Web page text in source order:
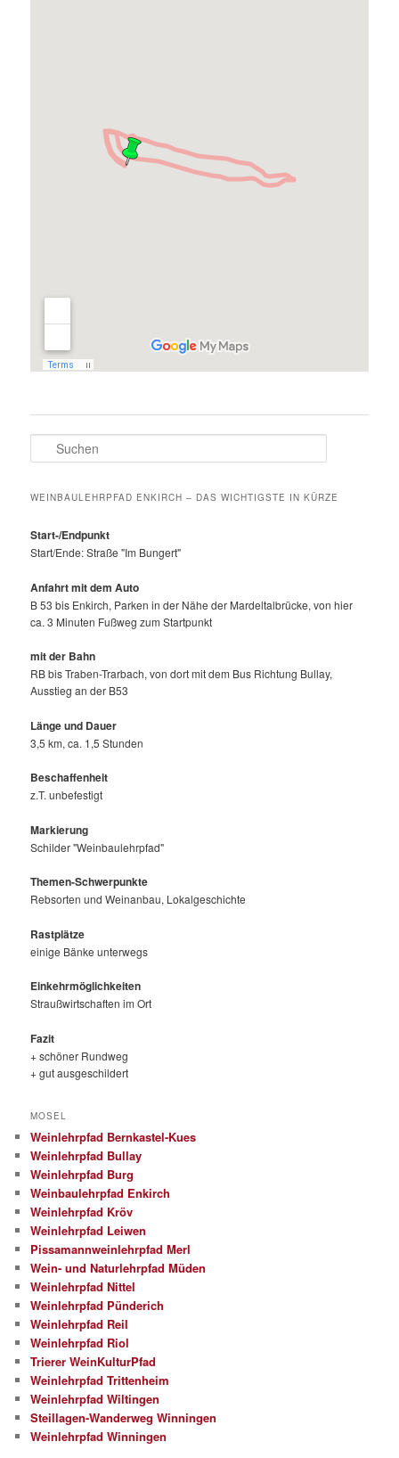
Suchen
WEINBAULEHRPFAD ENKIRCH – DAS WICHTIGSTE IN KÜRZE
Start-/Endpunkt
Start/Ende: Straße "Im Bungert"
Anfahrt mit dem Auto
B 53 bis Enkirch, Parken in der Nähe der Mardeltalbrücke, von hier
ca. 3 Minuten Fußweg zum Startpunkt
mit der Bahn
RB bis Traben-Trarbach, von dort mit dem Bus Richtung Bullay,
Ausstieg an der B53
Länge und Dauer
3,5 km, ca. 1,5 Stunden
Beschaffenheit
z.T. unbefestigt
Markierung
Schilder "Weinbaulehrpfad"
Themen-Schwerpunkte
Rebsorten und Weinanbau, Lokalgeschichte
Rastplätze
einige Bänke unterwegs
Einkehrmöglichkeiten
Straußwirtschaften im Ort
Fazit
+ schöner Rundweg
+ gut ausgeschildert
MOSEL
Weinlehrpfad Bernkastel-Kues
Weinlehrpfad Bullay
Weinlehrpfad Burg
Weinbaulehrpfad Enkirch
Weinlehrpfad Kröv
Weinlehrpfad Leiwen
Pissamannweinlehrpfad Merl
Wein- und Naturlehrpfad Müden
Weinlehrpfad Nittel
Weinlehrpfad Pünderich
Weinlehrpfad Reil
Weinlehrpfad Riol
Trierer WeinKulturPfad
Weinlehrpfad Trittenheim
Weinlehrpfad Wiltingen
Steillagen-Wanderweg Winningen
Weinlehrpfad Winningen